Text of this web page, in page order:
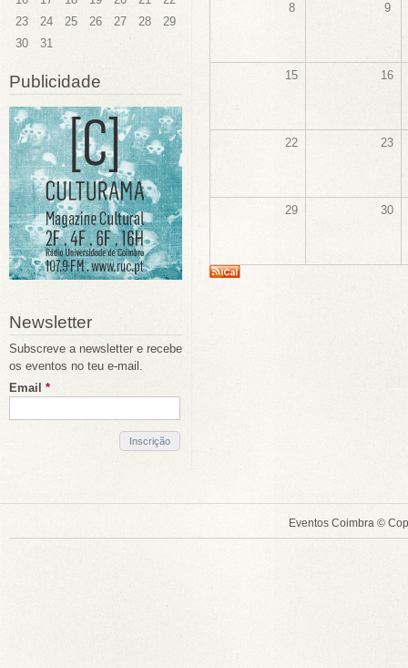
23
24 25 26 27 28
29
30
31
Publicidade
Newsletter
Subscreve a newsletter e recebe
os eventos no teu e-mail.
Email *
8 9
15 16
22 23
29 30
Eventos Coimbra ©